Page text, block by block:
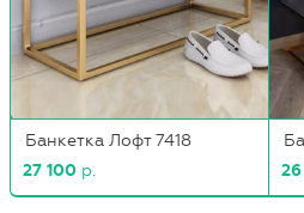
Банкетка Лофт 7418
27 100 р.